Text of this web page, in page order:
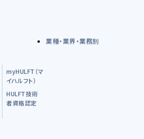
業種・業界・業務別
myHULFT（マ
イハルフト）
HULFT技術
者資格認定